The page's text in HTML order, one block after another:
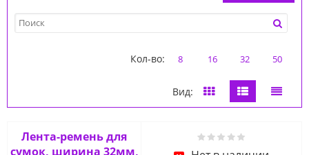
Кол-во: 8 16 32 50
Вид:
Лента-ремень для
сумок, ширина 32мм,